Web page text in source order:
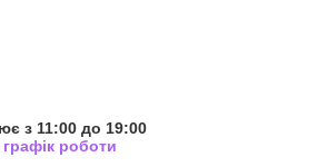
з 11:00 до 19:00
роботи